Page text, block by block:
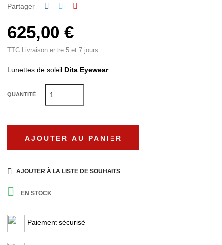
Partager
625,00 €
TTC Livraison entre 5 et 7 jours
Lunettes de soleil Dita Eyewear
QUANTITÉ
AJOUTER AU PANIER
AJOUTER À LA LISTE DE SOUHAITS
 EN STOCK
Paiement sécurisé